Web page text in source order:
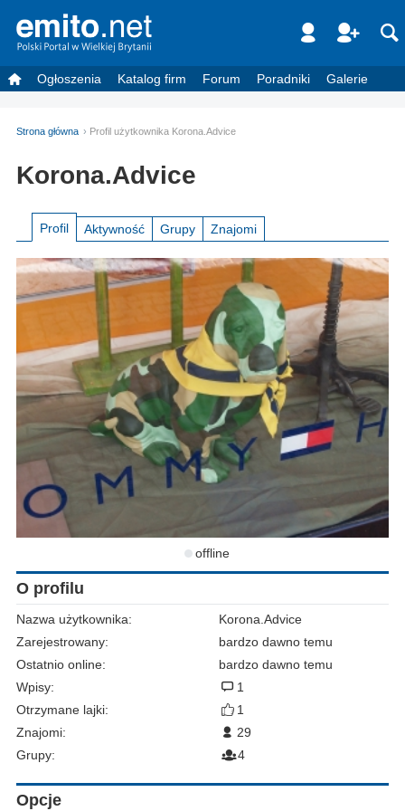
Ogłoszenia Katalog firm Forum Poradniki Galerie
Strona główna Profil użytkownika Korona.Advice
Korona.Advice
Profil Aktywność Grupy Znajomi
offline
O profilu
Nazwa użytkownika:
Korona.Advice
Zarejestrowany:
bardzo dawno temu
Ostatnio online:
bardzo dawno temu
Wpisy:
1
Otrzymane lajki:
1
Znajomi:
29
Grupy:
4
Opcje